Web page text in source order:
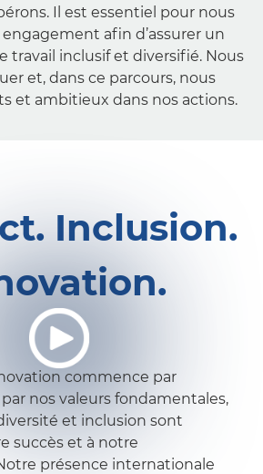
Dedalus ?
?
Il est essentiel pour nous
afin d’assurer un
travail inclusif et diversifié. Nous
et, dans ce parcours, nous
et ambitieux dans nos actions.
Inclusion.
commence par
par nos valeurs fondamentales,
et inclusion sont
succès et à notre
présence internationale